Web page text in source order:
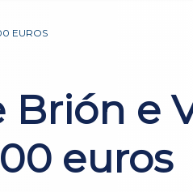
EUROS
Brión e
euros